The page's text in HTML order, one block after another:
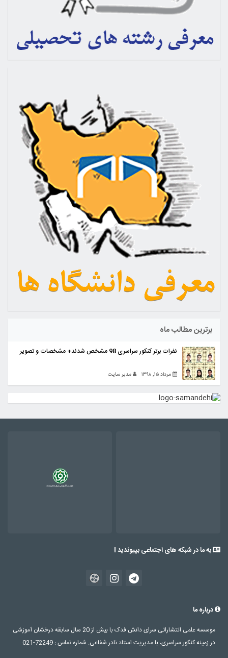
برترین مطالب ماه
نفرات برتر کنکور سراسری 98 مشخص شدند+ مشخصات و تصویر
مرداد ۱۵, ۱۳۹۸ مدیر سایت
به ما در شبکه های اجتماعی بپیوندید !
درباره ما
موسسه علمی انتشاراتی سرای دانش فدک با بیش از 20 سال سابقه درخشان آموزشی
در زمینه کنکور سراسری، با مدیریت استاد نادر شفاعی. شماره تماس : 72249-021